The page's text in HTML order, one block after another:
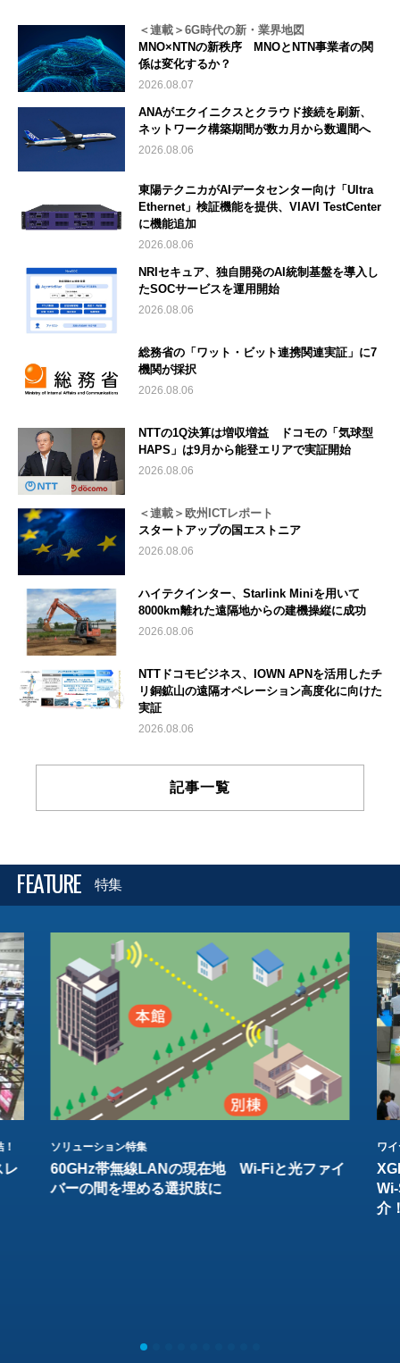
＜連載＞6G時代の新・業界地図
MNO×NTNの新秩序 MNOとNTN事業者の関
係は変化するか？
2026.08.07
ANAがエクイニクスとクラウド接続を刷新、
ネットワーク構築期間が数カ月から数週間へ
2026.08.06
東陽テクニカがAIデータセンター向け「Ultra
Ethernet」検証機能を提供、VIAVI TestCenter
に機能追加
2026.08.06
NRIセキュア、独自開発のAI統制基盤を導入し
たSOCサービスを運用開始
2026.08.06
総務省の「ワット・ビット連携関連実証」に7
機関が採択
2026.08.06
NTTの1Q決算は増収増益 ドコモの「気球型
HAPS」は9月から能登エリアで実証開始
2026.08.06
＜連載＞欧州ICTレポート
スタートアップの国エストニア
2026.08.06
ハイテクインター、Starlink Miniを用いて
8000km離れた遠隔地からの建機操縦に成功
2026.08.06
NTTドコモビジネス、IOWN APNを活用したチ
リ銅鉱山の遠隔オペレーション高度化に向けた
実証
2026.08.06
記事一覧
FEATURE 特集
レ
ソリューション特集
60GHz帯無線LANの現在地 Wi-Fiと光ファイ
バーの間を埋める選択肢に
ワ
介